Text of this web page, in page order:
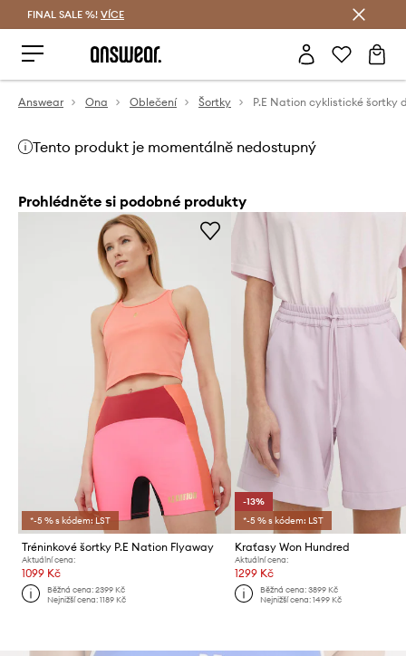
FINAL SALE %! VÍCE
Answear Ona Oblečení Šortky
Tento produkt je momentálně nedostupný
Prohlédněte si podobné produkty
*-5 % s kódem: LST
Tréninkové šortky P.E Nation Flyaway
Aktuální cena:
1099 Kč
Běžná cena:2399 Kč
Nejnižší cena:1189 Kč
-13%
*-5 % s kódem: LST
Kraťasy Won Hundred
Aktuální cena:
1299 Kč
Běžná cena: 3899 Kč
Nejnižší cena: 1499 Kč